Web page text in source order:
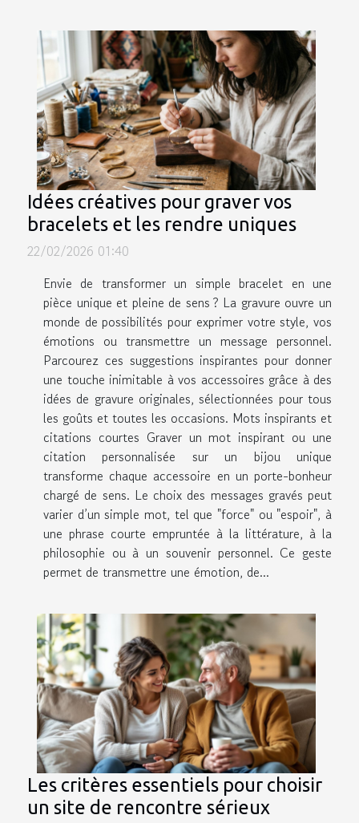
Idées créatives pour graver vos
bracelets et les rendre uniques
22/02/2026 01:40
Envie de transformer un simple bracelet en une
pièce unique et pleine de sens ? La gravure ouvre un
monde de possibilités pour exprimer votre style, vos
émotions ou transmettre un message personnel.
Parcourez ces suggestions inspirantes pour donner
une touche inimitable à vos accessoires grâce à des
idées de gravure originales, sélectionnées pour tous
les goûts et toutes les occasions. Mots inspirants et
citations courtes Graver un mot inspirant ou une
citation personnalisée sur un bijou unique
transforme chaque accessoire en un porte-bonheur
chargé de sens. Le choix des messages gravés peut
varier d’un simple mot, tel que "force" ou "espoir", à
une phrase courte empruntée à la littérature, à la
philosophie ou à un souvenir personnel. Ce geste
permet de transmettre une émotion, de...
Les critères essentiels pour choisir
un site de rencontre sérieux